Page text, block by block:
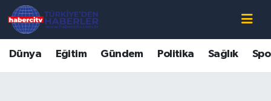
Dünya Eğitim Gündem Politika Sağlık